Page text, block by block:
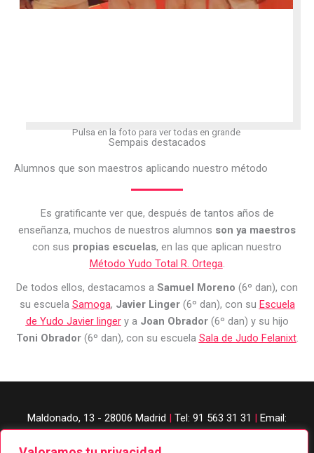
Pulsa en la foto para ver todas en grande
Sempais destacados
Alumnos que son maestros aplicando nuestro método
Es gratificante ver que, después de tantos años de
enseñanza, muchos de nuestros alumnos son ya maestros
con sus propias escuelas, en las que aplican nuestro
Método Yudo Total R. Ortega.
De todos ellos, destacamos a Samuel Moreno (6º dan), con
su escuela Samoga, Javier Linger(6º dan), con su Escuela
de Yudo Javier lingery a Joan Obrador(6º dan) y su hijo
Toni Obrador(6º dan), con su escuela Sala de Judo Felanixt.
Maldonado, 13 - 28006 Madrid | Tel: 91 563 31 31 | Email: